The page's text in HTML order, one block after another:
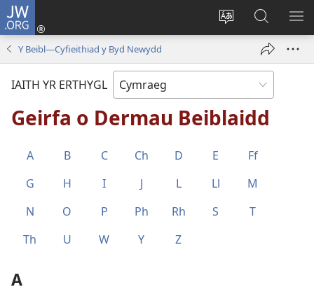
JW.ORG
Newid
wefan
Mewngofnodi
(yn
ffenest
Chwilio
JW.ORG
Y Beibl—Cyfieithiad y Byd Newydd
IAITH YR ERTHYGL
Geirfa o Dermau Beiblaidd
A B C Ch D E
Ff
G
H I J L Ll
M
N
O P Ph Rh S
T
Th
U W Y Z
A